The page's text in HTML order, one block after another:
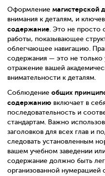
Оформление магистерской
внимания к деталям, и
содержание. Это не просто
работы, показывающее
облегчающее навигацию.
содержания — это не только
отражение вашей
внимательности к деталям.
Соблюдение общих
содержанию включает в
последовательность и
стандартам. Важно
заголовков для всех глав и
следовать установленным
вашем учебном заведении
содержание должно быть
организованной нумерацией